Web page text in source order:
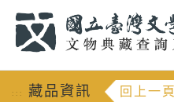
::: 藏品資訊 回上一頁